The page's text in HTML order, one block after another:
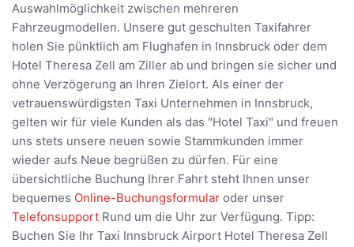
Auswahlmöglichkeit zwischen mehreren
Fahrzeugmodellen. Unsere gut geschulten Taxifahrer
holen Sie pünktlich am Flughafen in Innsbruck oder dem
Hotel Theresa Zell am Ziller ab und bringen sie sicher und
ohne Verzögerung an Ihren Zielort. Als einer der
vetrauenswürdigsten Taxi Unternehmen in Innsbruck,
gelten wir für viele Kunden als das "Hotel Taxi" und freuen
uns stets unsere neuen sowie Stammkunden immer
wieder aufs Neue begrüßen zu dürfen. Für eine
übersichtliche Buchung Ihrer Fahrt steht Ihnen unser
bequemes Online-Buchungsformular oder unser
Telefonsupport Rund um die Uhr zur Verfügung. Tipp:
Buchen Sie Ihr Taxi Innsbruck Airport Hotel Theresa Zell